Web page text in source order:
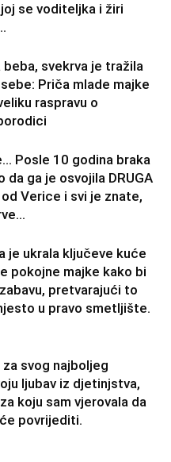
se voditeljka i žiri
beba, svekrva je tražila
Priča mlade majke
raspravu o
Posle 10 godina braka
da ga je osvojila DRUGA
Verice i svi je znate,
je ukrala ključeve kuće
pokojne majke kako bi
pretvarajući to
u pravo smetljište.
za svog najboljeg
ljubav iz djetinjstva,
koju sam vjerovala da
povrijediti.